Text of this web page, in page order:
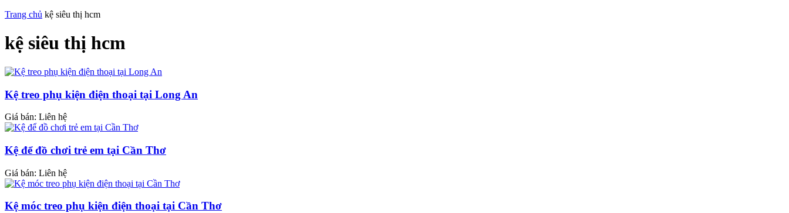
Trang chủ kệ siêu thị hcm
kệ siêu thị hcm
Kệ treo phụ kiện điện thoại tại Long An
Giá bán: Liên hệ
Kệ để đồ chơi trẻ em tại Cần Thơ
Giá bán: Liên hệ
Kệ móc treo phụ kiện điện thoại tại Cần Thơ